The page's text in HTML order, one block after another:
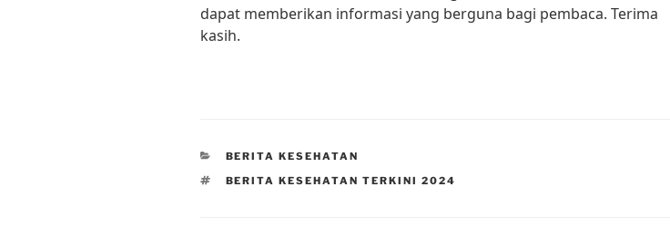
dapat memberikan informasi yang berguna bagi pembaca. Terima
kasih.
CATEGORIES
BERITA KESEHATAN
TAGS
BERITA KESEHATAN TERKINI 2024